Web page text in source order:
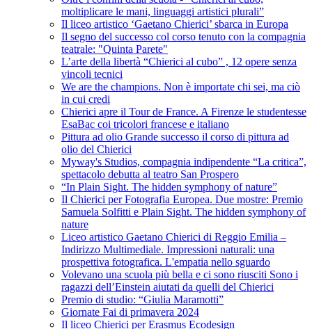
moltiplicare le mani, linguaggi artistici plurali”
Il liceo artistico ‘Gaetano Chierici’ sbarca in Europa
Il segno del successo col corso tenuto con la compagnia
teatrale: "Quinta Parete"
L’arte della libertà “Chierici al cubo” , 12 opere senza
vincoli tecnici
We are the champions. Non è importate chi sei, ma ciò
in cui credi
Chierici apre il Tour de France. A Firenze le studentesse
EsaBac coi tricolori francese e italiano
Pittura ad olio Grande successo il corso di pittura ad
olio del Chierici
Myway's Studios, compagnia indipendente “La critica”,
spettacolo debutta al teatro San Prospero
“In Plain Sight. The hidden symphony of nature”
Il Chierici per Fotografia Europea. Due mostre: Premio
Samuela Solfitti e Plain Sight. The hidden symphony of
nature
Liceo artistico Gaetano Chierici di Reggio Emilia –
Indirizzo Multimediale. Impressioni naturali: una
prospettiva fotografica. L'empatia nello sguardo
Volevano una scuola più bella e ci sono riusciti Sono i
ragazzi dell’Einstein aiutati da quelli del Chierici
Premio di studio: “Giulia Maramotti”
Giornate Fai di primavera 2024
Il liceo Chierici per Erasmus Ecodesign